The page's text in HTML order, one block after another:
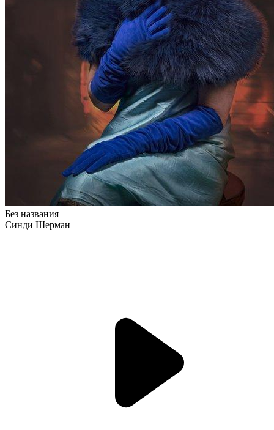
Без названия
Синди Шерман